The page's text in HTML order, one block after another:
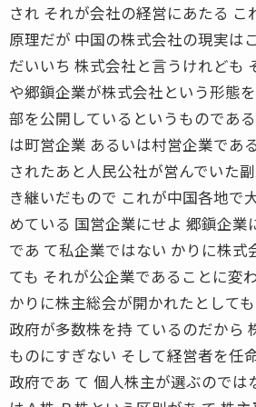
され それが会社の経営にあたる こ
原理だが 中国の株式会社の現実は
だいいち 株式会社と言うけれども
や郷鎭企業が株式会社という形態
部を公開しているというものであ
は町営企業 あるいは村営企業であ
されたあと人民公社が営んでいた
き継いだもので これが中国各地で
めている 国営企業にせよ 郷鎭企業
であ て私企業ではない かりに株式
ても それが公企業であることに変
かりに株主総会が開かれたとして
政府が多数株を持 ているのだから
ものにすぎない そして経営者を任
政府であ て 個人株主が選ぶのでは